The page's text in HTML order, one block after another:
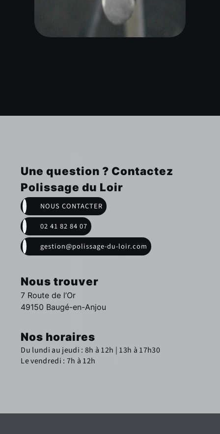
Une question ? Contactez
Polissage du Loir
NOUS CONTACTER
02 41 82 84 07
gestion@polissage-du-loir.com
Nous trouver
7 Route de l’Or
49150 Baugé-en-Anjou
Nos horaires
Du lundi au jeudi : 8h à 12h | 13h à 17h30
Le vendredi : 7h à 12h